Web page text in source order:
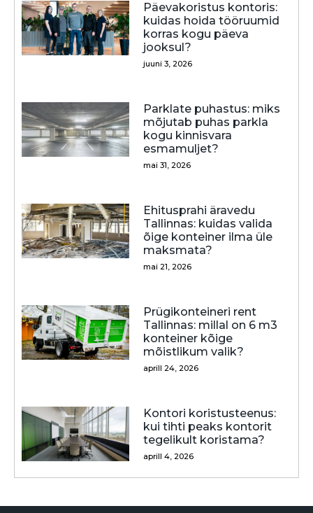
Päevakoristus kontoris:
kuidas hoida tööruumid
korras kogu päeva
jooksul?
juuni 3, 2026
Parklate puhastus: miks
mõjutab puhas parkla
kogu kinnisvara
esmamuljet?
mai 31, 2026
Ehitusprahi äravedu
Tallinnas: kuidas valida
õige konteiner ilma üle
maksmata?
mai 21, 2026
Prügikonteineri rent
Tallinnas: millal on 6 m3
konteiner kõige
mõistlikum valik?
aprill 24, 2026
Kontori koristusteenus:
kui tihti peaks kontorit
tegelikult koristama?
aprill 4, 2026